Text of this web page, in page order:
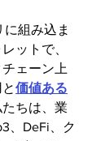
組み込ま
ットで、
ェーン上
価値ある
ちは、業
、DeFi、ク